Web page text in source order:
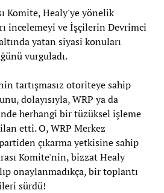
Komite, Healy'ye yönelik
incelemeyi ve İşçilerin Devrimci
yatan siyasi konuları
vurguladı.
tartışmasız otoriteye sahip
dolayısıyla, WRP ya da
herhangi bir tüzüksel işleme
etti. O, WRP Merkez
çıkarma yetkisine sahip
Komite'nin, bizzat Healy
onaylanmadıkça, bir toplantı
sürdü!